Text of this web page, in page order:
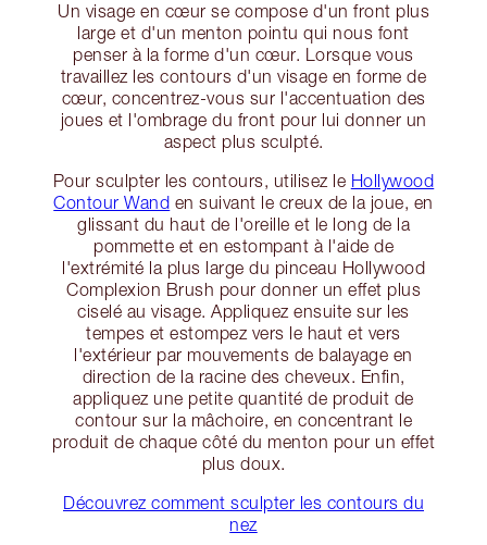
Un visage en cœur se compose d'un front plus
large et d'un menton pointu qui nous font
penser à la forme d'un cœur. Lorsque vous
travaillez les contours d'un visage en forme de
cœur, concentrez-vous sur l'accentuation des
joues et l'ombrage du front pour lui donner un
aspect plus sculpté.
Pour sculpter les contours, utilisez le Hollywood
Contour Wand en suivant le creux de la joue, en
glissant du haut de l'oreille et le long de la
pommette et en estompant à l'aide de
l'extrémité la plus large du pinceau Hollywood
Complexion Brush pour donner un effet plus
ciselé au visage. Appliquez ensuite sur les
tempes et estompez vers le haut et vers
l'extérieur par mouvements de balayage en
direction de la racine des cheveux. Enfin,
appliquez une petite quantité de produit de
contour sur la mâchoire, en concentrant le
produit de chaque côté du menton pour un effet
plus doux.
Découvrez comment sculpter les contours du
nez